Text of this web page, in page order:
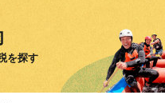
を探す